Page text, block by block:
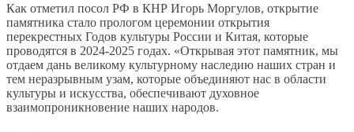
Как отметил посол РФ в КНР Игорь Моргулов, открытие
памятника стало прологом церемонии открытия
перекрестных Годов культуры России и Китая, которые
проводятся в 2024-2025 годах. «Открывая этот памятник, мы
отдаем дань великому культурному наследию наших стран и
тем неразрывным узам, которые объединяют нас в области
культуры и искусства, обеспечивают духовное
взаимопроникновение наших народов.